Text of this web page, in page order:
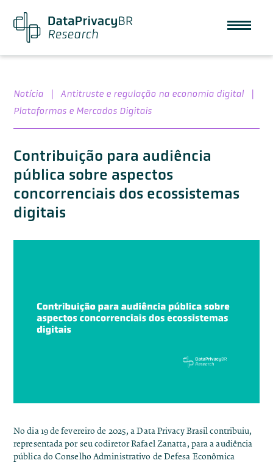
Notícia | Antitruste e regulação na economia digital
|
Plataformas e Mercados Digitais
Contribuição para audiência
pública sobre aspectos
concorrenciais dos ecossistemas
digitais
No dia 19 de fevereiro de 2025, a Data Privacy Brasil contribuiu,
representada por seu codiretor Rafael Zanatta, para a audiência
pública do Conselho Administrativo de Defesa Econômica